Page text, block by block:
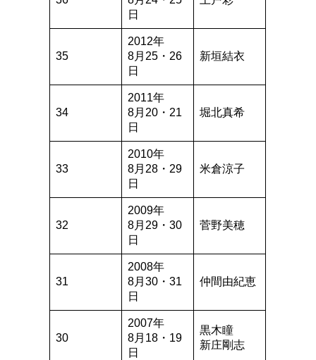
日
35
2012年
8月25・26
日
新垣結衣
34
2011年
8月20・21
日
堀北真希
33
2010年
8月28・29
日
米倉涼子
32
2009年
8月29・30
日
菅野美穂
31
2008年
8月30・31
日
仲間由紀恵
30
2007年
8月18・19
日
黒木瞳
新庄剛志